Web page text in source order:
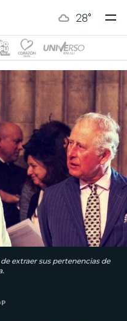
28°
extraer sus pertenencias de